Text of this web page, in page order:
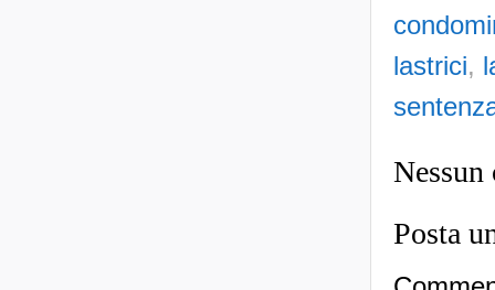
lastrici,
Nessun
Posta